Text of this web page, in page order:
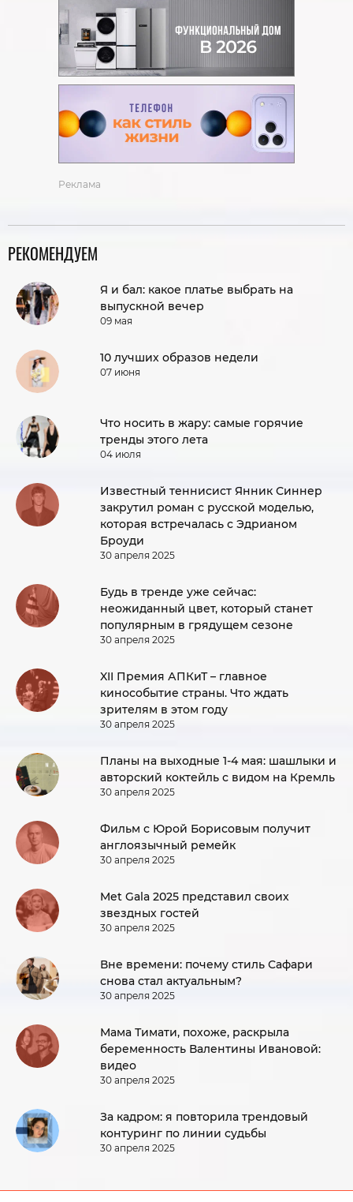
Реклама
РЕКОМЕНДУЕМ
Я и бал: какое платье выбрать на
выпускной вечер
09 мая
10 лучших образов недели
07 июня
Что носить в жару: самые горячие
тренды этого лета
04 июля
Известный теннисист Янник Синнер
закрутил роман с русской моделью,
которая встречалась с Эдрианом
Броуди
30 апреля 2025
Будь в тренде уже сейчас:
неожиданный цвет, который станет
популярным в грядущем сезоне
30 апреля 2025
XII Премия АПКиТ – главное
кинособытие страны. Что ждать
зрителям в этом году
30 апреля 2025
Планы на выходные 1-4 мая: шашлыки и
авторский коктейль с видом на Кремль
30 апреля 2025
Фильм с Юрой Борисовым получит
англоязычный ремейк
30 апреля 2025
Met Gala 2025 представил своих
звездных гостей
30 апреля 2025
Вне времени: почему стиль Сафари
снова стал актуальным?
30 апреля 2025
Мама Тимати, похоже, раскрыла
беременность Валентины Ивановой:
видео
30 апреля 2025
За кадром: я повторила трендовый
контуринг по линии судьбы
30 апреля 2025